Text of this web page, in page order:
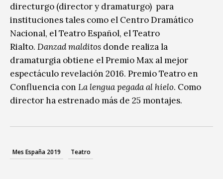
directurgo (director y dramaturgo) para
instituciones tales como el Centro Dramático
Nacional, el Teatro Español, el Teatro
Rialto. Danzad malditos donde realiza la
dramaturgia obtiene el Premio Max al mejor
espectáculo revelación 2016. Premio Teatro en
Confluencia con La lengua pegada al hielo. Como
director ha estrenado más de 25 montajes.
Mes España 2019 Teatro